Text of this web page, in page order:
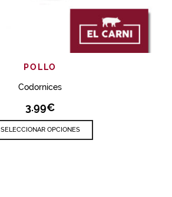
POLLO
Codornices
3.99€
SELECCIONAR OPCIONES